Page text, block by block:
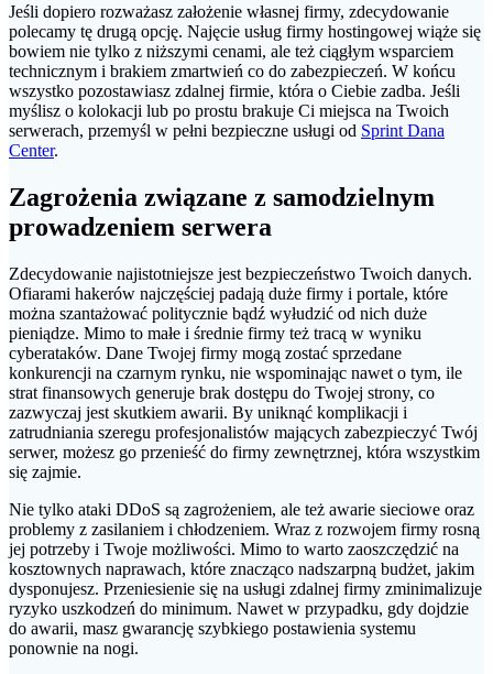
Jeśli dopiero rozważasz założenie własnej firmy, zdecydowanie
polecamy tę drugą opcję. Najęcie usług firmy hostingowej wiąże się
bowiem nie tylko z niższymi cenami, ale też ciągłym wsparciem
technicznym i brakiem zmartwień co do zabezpieczeń. W końcu
wszystko pozostawiasz zdalnej firmie, która o Ciebie zadba. Jeśli
myślisz o kolokacji lub po prostu brakuje Ci miejsca na Twoich
serwerach, przemyśl w pełni bezpieczne usługi od Sprint Dana
Center.
Zagrożenia związane z samodzielnym
prowadzeniem serwera
Zdecydowanie najistotniejsze jest bezpieczeństwo Twoich danych.
Ofiarami hakerów najczęściej padają duże firmy i portale, które
można szantażować politycznie bądź wyłudzić od nich duże
pieniądze. Mimo to małe i średnie firmy też tracą w wyniku
cyberataków. Dane Twojej firmy mogą zostać sprzedane
konkurencji na czarnym rynku, nie wspominając nawet o tym, ile
strat finansowych generuje brak dostępu do Twojej strony, co
zazwyczaj jest skutkiem awarii. By uniknąć komplikacji i
zatrudniania szeregu profesjonalistów mających zabezpieczyć Twój
serwer, możesz go przenieść do firmy zewnętrznej, która wszystkim
się zajmie.
Nie tylko ataki DDoS są zagrożeniem, ale też awarie sieciowe oraz
problemy z zasilaniem i chłodzeniem. Wraz z rozwojem firmy rosną
jej potrzeby i Twoje możliwości. Mimo to warto zaoszczędzić na
kosztownych naprawach, które znacząco nadszarpną budżet, jakim
dysponujesz. Przeniesienie się na usługi zdalnej firmy zminimalizuje
ryzyko uszkodzeń do minimum. Nawet w przypadku, gdy dojdzie
do awarii, masz gwarancję szybkiego postawienia systemu
ponownie na nogi.